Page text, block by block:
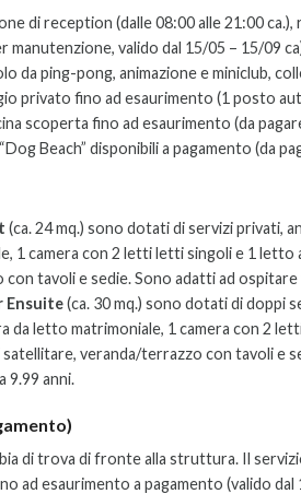
di reception (dalle 08:00 alle 21:00
manutenzione, valido dal 15/05 – 15/09
da ping-pong, animazione e miniclub,
privato fino ad esaurimento (1 posto
scoperta fino ad esaurimento (da
Beach” disponibili a pagamento (da
(ca. 24 mq.) sono dotati di servizi privati,
1 camera con 2 letti letti singoli e 1 letto
tavoli e sedie. Sono adatti ad ospitare
Ensuite(ca. 30 mq.) sono dotati di doppi
da letto matrimoniale, 1 camera con 2
veranda/terrazzo con tavoli e
9.99 anni.
di trova di fronte alla struttura. Il
ad esaurimento a pagamento (valido